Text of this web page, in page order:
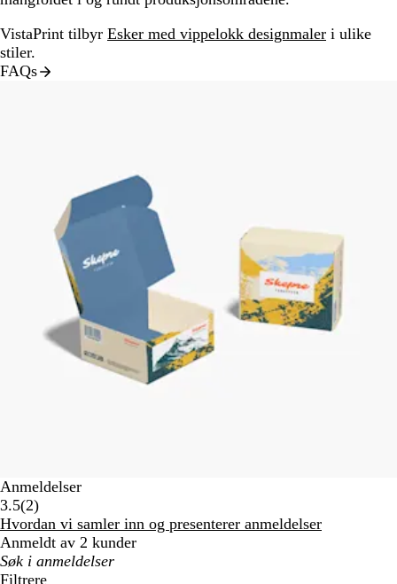
VistaPrint tilbyr Esker med vippelokk designmaler i ulike
stiler.
FAQs
Anmeldelser
3.5(22
anmeldelser
)
Hvordan vi samler inn og presenterer anmeldelser
Anmeldt av 2 kunder
Mine
søkeord
Filtrere